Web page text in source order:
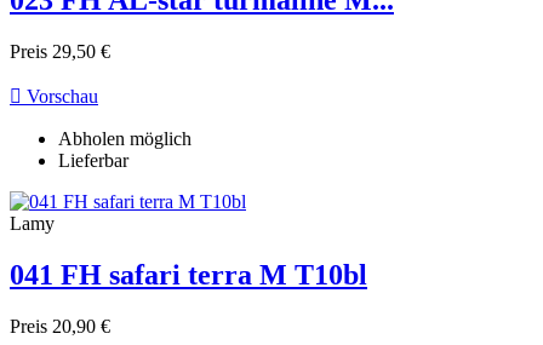
Preis 29,50 €
 Vorschau
Abholen möglich
Lieferbar
Lamy
041 FH safari terra M T10bl
Preis 20,90 €